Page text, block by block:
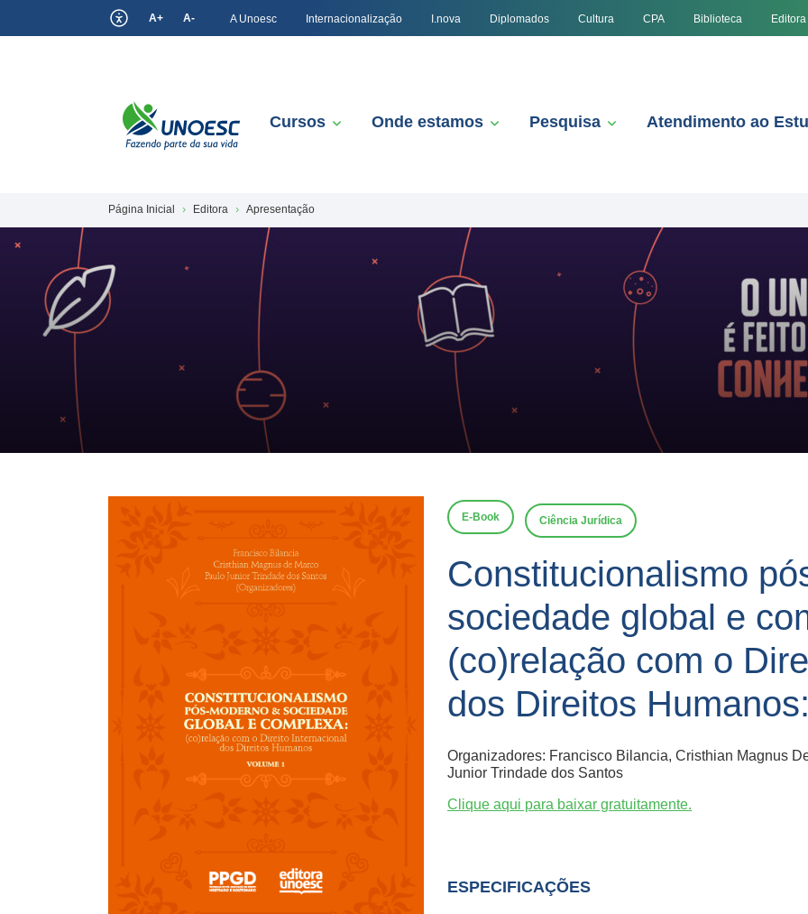
A+ A- A Unoesc Internacionalização I.nova Diplomados Cultura CPA Biblioteca Editora
Cursos Onde estamos Pesquisa Atendimento ao
Página Inicial Editora Apresentação
E-Book Ciência Jurídica
Constitucionalismo
sociedade global e
(co)relação com o
dos Direitos
Organizadores: Francisco Bilancia, Cristhian Magnus
Junior Trindade dos Santos
Clique aqui para baixar gratuitamente.
ESPECIFICAÇÕES